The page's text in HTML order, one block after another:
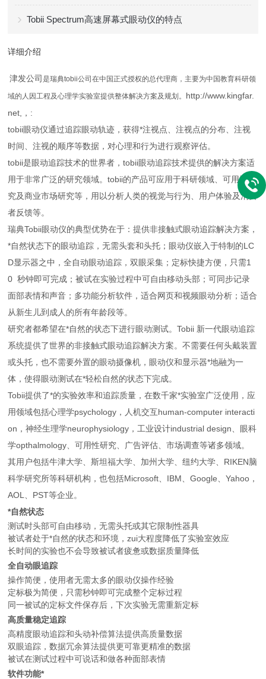
Tobii Spectrum高速屏幕式眼动仪的特点
详细介绍
津发公司是瑞典tobii公司在中国正式授权的总代理商，主要为中国教育科研领
域的人因工程及心理学实验室提供整体解决方案及规划。 http://www.kingfar.
net,，:
tobii眼动仪通过追踪眼动轨迹，获得*注视点、注视点的分布、注视
时间、注视的顺序等数据，对心理和行为进行观察评估。
tobii是眼动追踪技术的世界者，tobii眼动追踪技术提供的解决方案适
用于非常广泛的研究领域。tobii的产品可应用于科研领域、可用性研
究及商业市场研究等，用以分析人类的视觉与行为、用户体验及消费
者反馈等。
瑞典Tobii眼动仪的典型优势在于：提供非接触式眼动追踪解决方案，
*自然状态下的眼动追踪，无需头套和头托；眼动仪嵌入于特制的LC
D显示器之中，全自动眼动追踪，双眼采集；定标快捷方便，只需1
0 秒钟即可完成；被试在实验过程中可自由移动头部；可同步记录
面部表情和声音；多功能分析软件，适合网页和视频眼动分析；适合
从新生儿到成人的所有年龄段等。
研究者都希望在*自然的状态下进行眼动测试。Tobii 新一代眼动追踪
系统提供了世界的非接触式眼动追踪解决方案。不需要任何头戴装置
或头托，也不需要外置的眼动摄像机，眼动仪和显示器*地融为一
体，使得眼动测试在*轻松自然的状态下完成。
Tobii提供了*的实验效率和追踪质量，在数千家*实验室广泛使用，应
用领域包括心理学psychology，人机交互human-computer interacti
on，神经生理学neurophysiology，工业设计industrial design、眼科
学opthalmology、可用性研究、广告评估、市场调查等诸多领域。
其用户包括牛津大学、斯坦福大学、加州大学、纽约大学、RIKEN脑
科学研究所等科研机构，也包括Microsoft、IBM、Google、Yahoo，
AOL、PST等企业。
*自然状态
测试时头部可自由移动，无需头托或其它限制性器具
被试者处于*自然的状态和环境，zui大程度降低了实验室效应
长时间的实验也不会导致被试者疲惫或数据质量降低
全自动眼追踪
操作简便，使用者无需太多的眼动仪操作经验
定标极为简便，只需秒钟即可完成整个定标过程
同一被试的定标文件保存后，下次实验无需重新定标
高质量稳定追踪
高精度眼动追踪和头动补偿算法提供高质量数据
双眼追踪，数据冗余算法提供更可靠更精准的数据
被试在测试过程中可说话和做各种面部表情
软件功能*